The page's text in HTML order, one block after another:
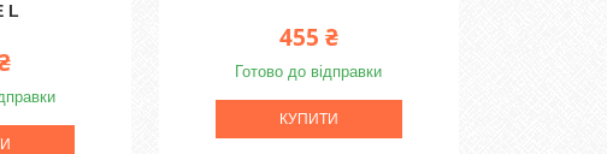
L
455 ₴
Готово до відправки
КУПИТИ